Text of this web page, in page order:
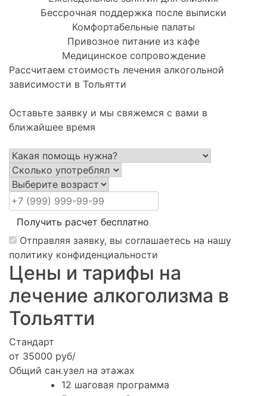
Бессрочная поддержка после выписки
Комфортабельные палаты
Привозное питание из кафе
Медицинское сопровождение
Рассчитаем стоимость лечения алкогольной
зависимости в Тольятти
Оставьте заявку и мы свяжемся с вами в
ближайшее время
Получить расчет бесплатно
Отправляя заявку, вы соглашаетесь на нашу
политику конфиденциальности
Цены и тарифы на
лечение алкоголизма в
Тольятти
Стандарт
от 35000 руб/
Общий сан.узел на этажах
12 шаговая программа